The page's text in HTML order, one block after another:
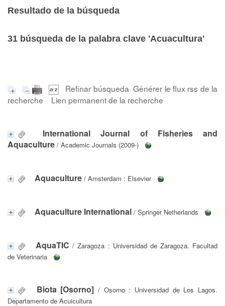
Resultado de la búsqueda
31 búsqueda de la palabra clave 'Acuacultura'
Refinar búsqueda Générer le flux rss de la
recherche
Lien permanent de la recherche
International Journal of Fisheries and
Aquaculture / Academic Journals (2009-)
Aquaculture / Amsterdam : Elsevier
Aquaculture International / Springer Netherlands
AquaTIC / Zaragoza : Universidad de Zaragoza. Facultad
de Veterinaria
Biota [Osorno] / Osorno : Universidad de Los Lagos.
Departamento de Acuicultura